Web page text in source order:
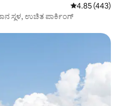
5 ರಲ್ಲಿ 4.85
4.85 (443)
ಸ್ಥಳ, ಉಚಿತ ಪಾರ್ಕಿಂಗ್